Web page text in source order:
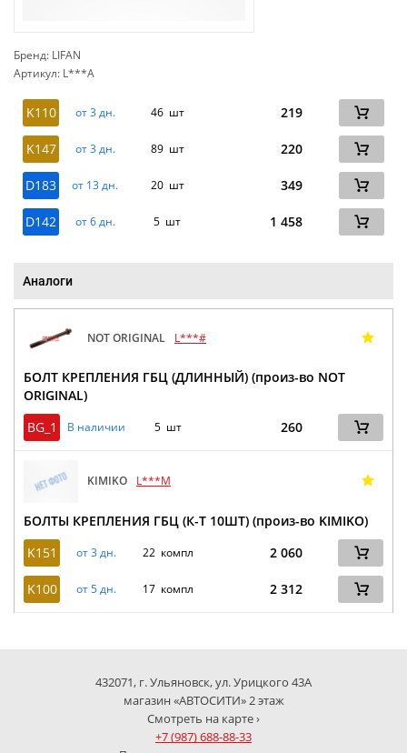
Бренд: LIFAN
Артикул: L***A
K110 от 3 дн. 46 шт 219
K147 от 3 дн. 89 шт 220
D183 от 13 дн. 20 шт 349
D142 от 6 дн. 5 шт 1 458
Аналоги
NOT ORIGINAL L***#
БОЛТ КРЕПЛЕНИЯ ГБЦ (ДЛИННЫЙ) (произ-во NOT
ORIGINAL)
BG_1
В наличии 5 шт 260
KIMIKO L***M
БОЛТЫ КРЕПЛЕНИЯ ГБЦ (К-Т 10ШТ) (произ-во KIMIKO)
K151
от 3 дн. 22 компл 2 060
K100 от 5 дн. 17 компл 2 312
432071, г. Ульяновск, ул. Урицкого 43А
магазин «АВТОСИТИ» 2 этаж
Смотреть на карте ›
+7 (987) 688-88-33